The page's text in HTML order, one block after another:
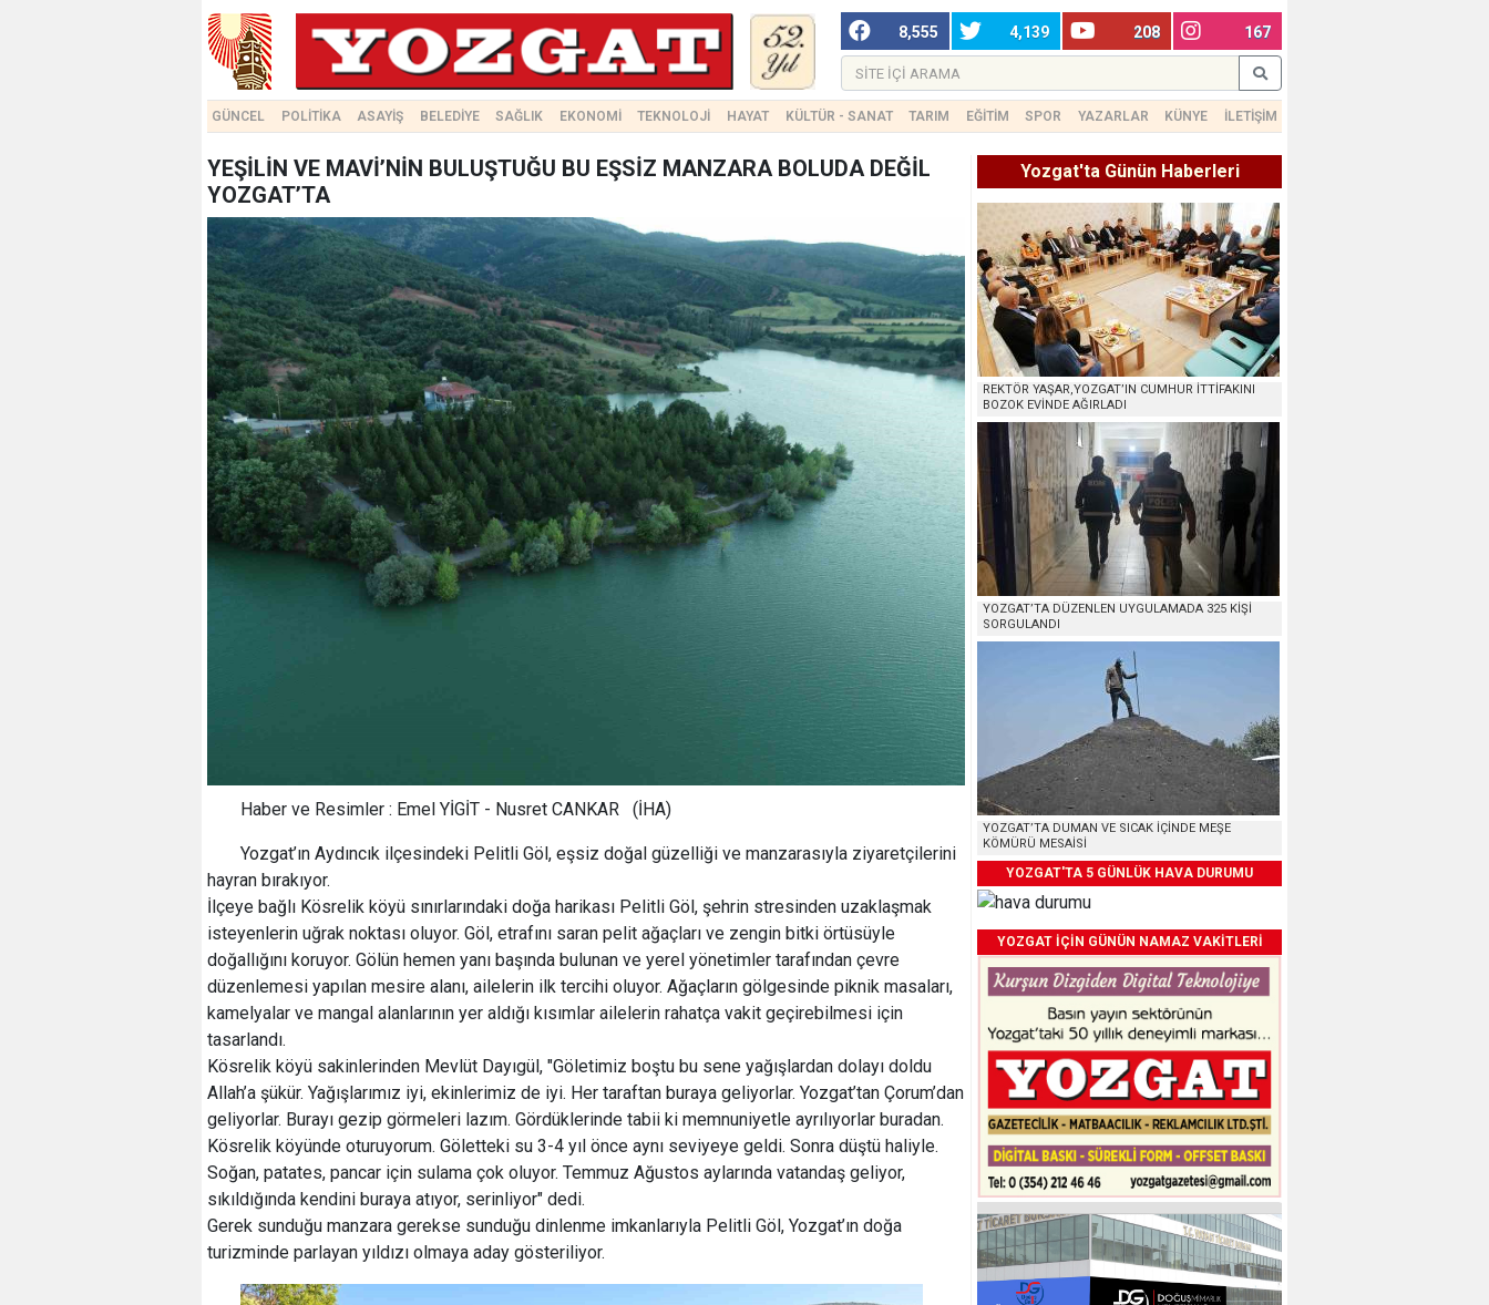
8,555 4,139 208 167
GÜNCEL POLİTİKA ASAYİŞ BELEDİYE SAĞLIK EKONOMİ TEKNOLOJİ HAYAT KÜLTÜR - SANAT TARIM EĞİTİM SPOR YAZARLAR KÜNYE İLETİŞİM
YEŞİLİN VE MAVİ’NİN BULUŞTUĞU BU EŞSİZ MANZARA BOLUDA DEĞİL
YOZGAT’TA
Haber ve Resimler : Emel YİGİT - Nusret CANKAR (İHA)
Yozgat’ın Aydıncık ilçesindeki Pelitli Göl, eşsiz doğal güzelliği ve manzarasıyla ziyaretçilerini
hayran bırakıyor.
İlçeye bağlı Kösrelik köyü sınırlarındaki doğa harikası Pelitli Göl, şehrin stresinden uzaklaşmak
isteyenlerin uğrak noktası oluyor. Göl, etrafını saran pelit ağaçları ve zengin bitki örtüsüyle
doğallığını koruyor. Gölün hemen yanı başında bulunan ve yerel yönetimler tarafından çevre
düzenlemesi yapılan mesire alanı, ailelerin ilk tercihi oluyor. Ağaçların gölgesinde piknik masaları,
kamelyalar ve mangal alanlarının yer aldığı kısımlar ailelerin rahatça vakit geçirebilmesi için
tasarlandı.
Kösrelik köyü sakinlerinden Mevlüt Dayıgül, "Göletimiz boştu bu sene yağışlardan dolayı doldu
Allah’a şükür. Yağışlarımız iyi, ekinlerimiz de iyi. Her taraftan buraya geliyorlar. Yozgat’tan Çorum’dan
geliyorlar. Burayı gezip görmeleri lazım. Gördüklerinde tabii ki memnuniyetle ayrılıyorlar buradan.
Kösrelik köyünde oturuyorum. Göletteki su 3-4 yıl önce aynı seviyeye geldi. Sonra düştü haliyle.
Soğan, patates, pancar için sulama çok oluyor. Temmuz Ağustos aylarında vatandaş geliyor,
sıkıldığında kendini buraya atıyor, serinliyor" dedi.
Gerek sunduğu manzara gerekse sunduğu dinlenme imkanlarıyla Pelitli Göl, Yozgat’ın doğa
turizminde parlayan yıldızı olmaya aday gösteriliyor.
Yozgat'ta Günün Haberleri
REKTÖR YAŞAR,YOZGAT’IN CUMHUR İTTİFAKINI
BOZOK EVİNDE AĞIRLADI
YOZGAT’TA DÜZENLEN UYGULAMADA 325 KİŞİ
SORGULANDI
YOZGAT’TA DUMAN VE SICAK İÇİNDE MEŞE
KÖMÜRÜ MESAİSİ
YOZGAT'TA 5 GÜNLÜK HAVA DURUMU
YOZGAT İÇİN GÜNÜN NAMAZ VAKİTLERİ